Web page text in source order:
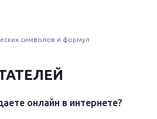
символов и формул
онлайн в интернете?